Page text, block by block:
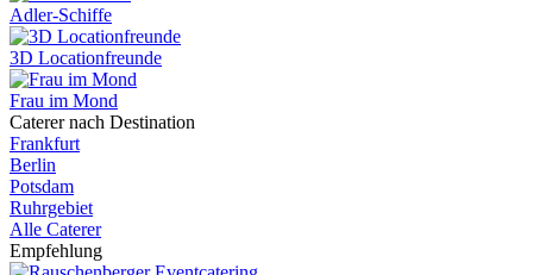
Adler-Schiffe
3D Locationfreunde
Frau im Mond
Caterer nach Destination
Frankfurt
Berlin
Potsdam
Ruhrgebiet
Alle Caterer
Empfehlung